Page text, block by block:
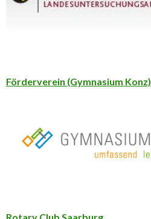
Förderverein (Gymnasium Konz)